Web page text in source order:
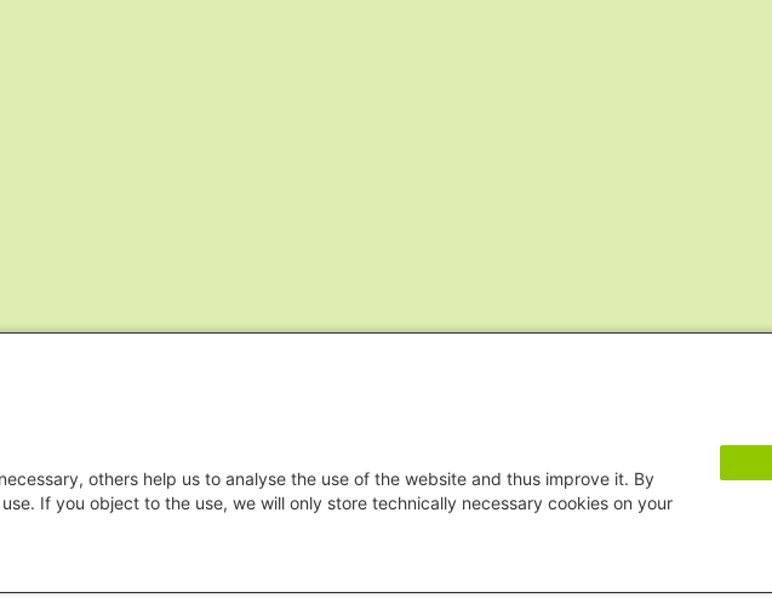
others help us to analyse the use of the website and thus improve it. By
If you object to the use, we will only store technically necessary cookies on your